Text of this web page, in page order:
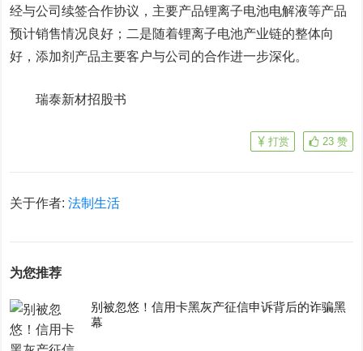
经与公司续签合作协议，主要产品锂离子电池电解液等产品
预计销售情况良好；二是随着锂离子电池产业链的整体向
好，添加剂产品主要客户与公司的合作进一步深化。
瑞泰新材招股书
23 赞
打赏
关于作者:法制生活
为您推荐
别被忽悠！信用卡黑灰产征信申诉背后的诈骗黑
幕